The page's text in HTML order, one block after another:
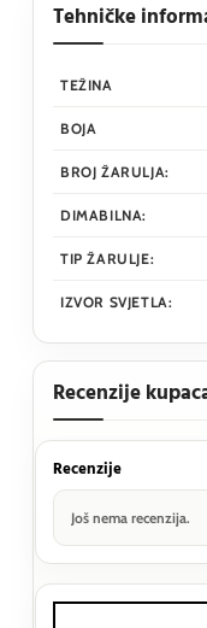
Tehničke
TEŽINA
BOJA
BROJ ŽARULJA:
DIMABILNA:
TIP ŽARULJE:
IZVOR SVJETLA:
Recenzije
Recenzije
Još nema recenzija.